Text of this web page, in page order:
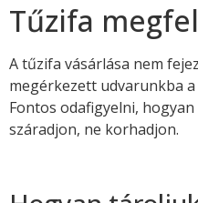
Tűzifa
A tűzifa vásárlása nem
megérkezett udvarunkba
Fontos odafigyelni,
száradjon, ne korhadjon.